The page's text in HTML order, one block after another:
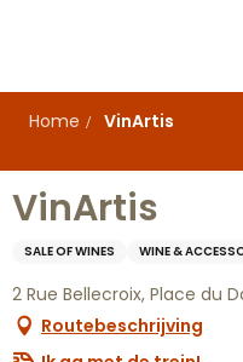
principal
Home
VinArtis
VinArtis
SALE OF WINES WINE &
2 Rue Bellecroix, Place du
Routebeschrijving